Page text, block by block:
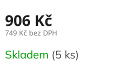
906 Kč
749 Kč bez DPH
cena:
Skladem (5 ks)